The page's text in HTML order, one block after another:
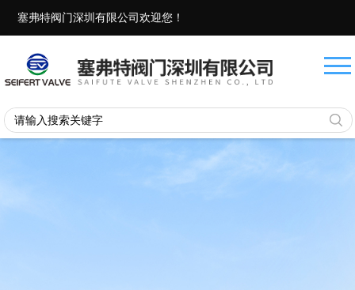
塞弗特阀门深圳有限公司欢迎您！